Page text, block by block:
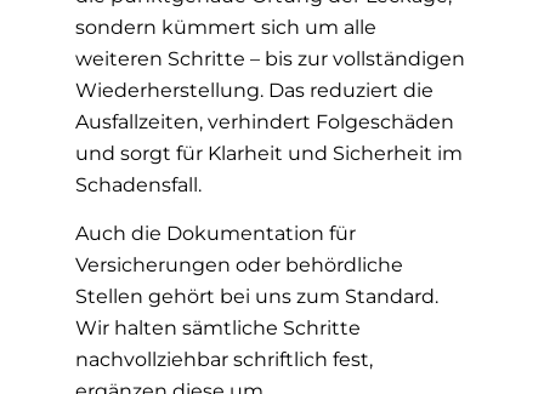
sondern kümmert sich um alle
weiteren Schritte – bis zur vollständigen
Wiederherstellung. Das reduziert die
Ausfallzeiten, verhindert Folgeschäden
und sorgt für Klarheit und Sicherheit im
Schadensfall.
Auch die Dokumentation für
Versicherungen oder behördliche
Stellen gehört bei uns zum Standard.
Wir halten sämtliche Schritte
nachvollziehbar schriftlich fest,